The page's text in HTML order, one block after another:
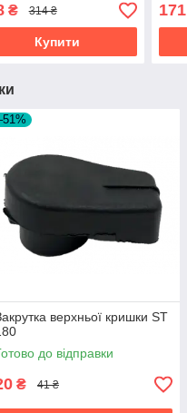
₴ 314 ₴
Купити
171
верхньої кришки ST
до відправки
₴ 41 ₴